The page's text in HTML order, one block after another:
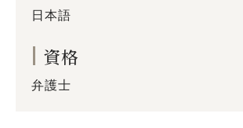
日本語
資格
弁護士